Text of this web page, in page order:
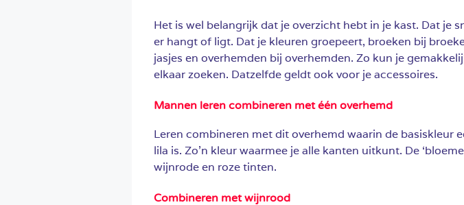
Het is wel belangrijk dat je overzicht hebt in je kast. Dat je
er hangt of ligt. Dat je kleuren groepeert, broeken bij
jasjes en overhemden bij overhemden. Zo kun je
elkaar zoeken. Datzelfde geldt ook voor je accessoires.
Mannen leren combineren met één overhemd
Leren combineren met dit overhemd waarin de basiskleur
lila is. Zo’n kleur waarmee je alle kanten uitkunt. De
wijnrode en roze tinten.
Combineren met wijnrood